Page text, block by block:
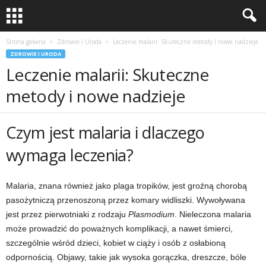
Strona główna Zdrowie i Uroda Leczenie malarii: Skuteczne metody i nowe nadzieje
ZDROWIE I URODA
Leczenie malarii: Skuteczne
metody i nowe nadzieje
Czym jest malaria i dlaczego
wymaga leczenia?
Malaria, znana również jako plaga tropików, jest groźną chorobą
pasożytniczą przenoszoną przez komary widliszki. Wywoływana
jest przez pierwotniaki z rodzaju Plasmodium . Nieleczona malaria
może prowadzić do poważnych komplikacji, a nawet śmierci,
szczególnie wśród dzieci, kobiet w ciąży i osób z osłabioną
odpornością. Objawy, takie jak wysoka gorączka, dreszcze, bóle